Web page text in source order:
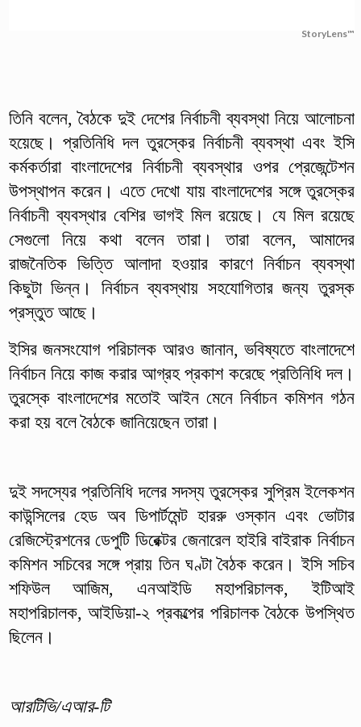
StoryLens™
তিনি বলেন, বৈঠকে দুই দেশের নির্বাচনী ব্যবস্থা নিয়ে আলোচনা
হয়েছে। প্রতিনিধি দল তুরস্কের নির্বাচনী ব্যবস্থা এবং ইসি
কর্মকর্তারা বাংলাদেশের নির্বাচনী ব্যবস্থার ওপর প্রেজেন্টেশন
উপস্থাপন করেন। এতে দেখো যায় বাংলাদেশের সঙ্গে তুরস্কের
নির্বাচনী ব্যবস্থার বেশির ভাগই মিল রয়েছে। যে মিল রয়েছে
সেগুলো নিয়ে কথা বলেন তারা। তারা বলেন, আমাদের
রাজনৈতিক ভিত্তি আলাদা হওয়ার কারণে নির্বাচন ব্যবস্থা
কিছুটা ভিন্ন। নির্বাচন ব্যবস্থায় সহযোগিতার জন্য তুরস্ক
প্রস্তুত আছে।
ইসির জনসংযোগ পরিচালক আরও জানান, ভবিষ্যতে বাংলাদেশে
নির্বাচন নিয়ে কাজ করার আগ্রহ প্রকাশ করেছে প্রতিনিধি দল।
তুরস্কে বাংলাদেশের মতোই আইন মেনে নির্বাচন কমিশন গঠন
করা হয় বলে বৈঠকে জানিয়েছেন তারা।
দুই সদস্যের প্রতিনিধি দলের সদস্য তুরস্কের সুপ্রিম ইলেকশন
কাউন্সিলের হেড অব ডিপার্টমেন্ট হাররু ওস্কান এবং ভোটার
রেজিস্ট্রেশনের ডেপুটি ডিরেক্টর জেনারেল হাইরি বাইরাক নির্বাচন
কমিশন সচিবের সঙ্গে প্রায় তিন ঘণ্টা বৈঠক করেন। ইসি সচিব
শফিউল আজিম, এনআইডি মহাপরিচালক, ইটিআই
মহাপরিচালক, আইডিয়া-২ প্রকল্পের পরিচালক বৈঠকে উপস্থিত
ছিলেন।
আরটিভি/এআর-টি